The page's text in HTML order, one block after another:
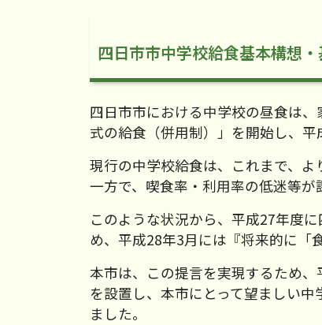
四日市市中学校給食基本構想
四日市市における中学校の昼食は
式の給食（併用制）」を開始し、平
現行の中学校給食は、これまで、
一方で、喫食率・利用率の低迷等が
このような状況から、平成27年度
め、平成28年3月には『将来的に「
本市は、この提言を実現するため
を設置し、本市にとって望ましい
ました。